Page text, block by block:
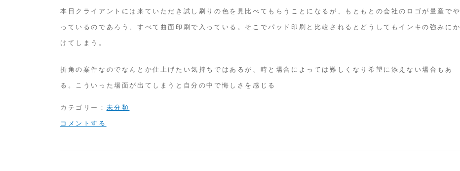
本日クライアントには来ていただき試し刷りの色を見比べてもらうことになるが、もともとの会社のロゴが量産でや
っているのであろう、すべて曲面印刷で入っている。そこでパッド印刷と比較されるとどうしてもインキの強みにか
けてしまう。
折角の案件なのでなんとか仕上げたい気持ちではあるが、時と場合によっては難しくなり希望に添えない場合もあ
る。こういった場面が出てしまうと自分の中で悔しさを感じる
カテゴリー： 未分類
コメントする
ト